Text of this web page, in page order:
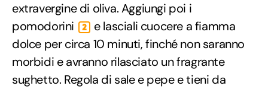
extravergine di oliva. Aggiungi poi i
pomodorini
2
e lasciali cuocere a fiamma
dolce per circa 10 minuti, finché non saranno
morbidi e avranno rilasciato un fragrante
sughetto. Regola di sale e pepe e tieni da